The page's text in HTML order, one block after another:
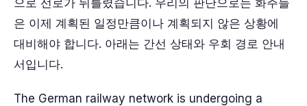
으로 선로가 뒤틀렸습니다. 우리의 판단으로는 화주들
은 이제 계획된 일정만큼이나 계획되지 않은 상황에
대비해야 합니다. 아래는 간선 상태와 우회 경로 안내
서입니다.
The German railway network is undergoing a